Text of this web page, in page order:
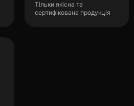
Тільки якісна та
сертифікована продукція